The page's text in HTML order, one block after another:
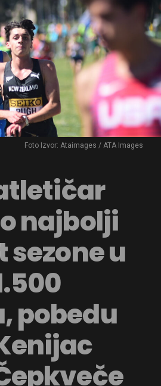
Foto Izvor: Ataimages / ATA Images
najbolji
u
pobedu